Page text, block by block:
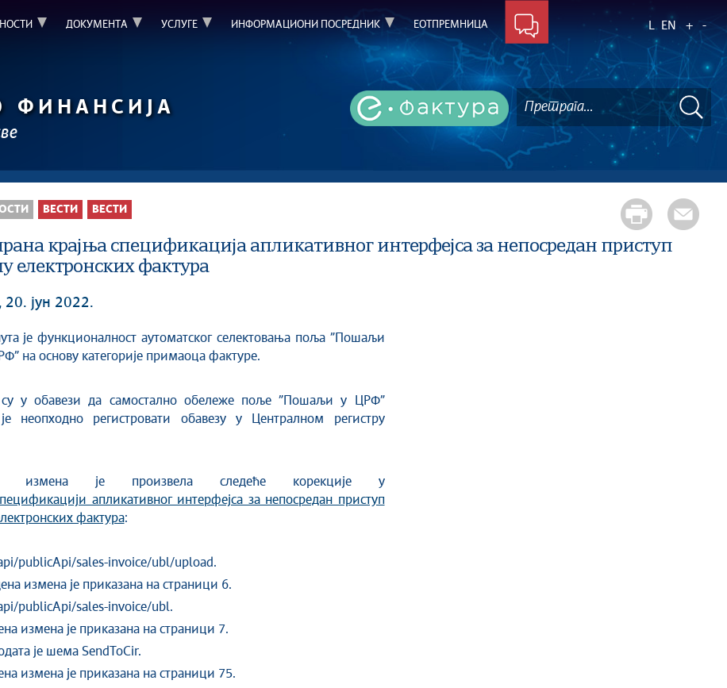
ДОКУМЕНТА УСЛУГЕ ИНФОРМАЦИОНИ ПОСРЕДНИК ЕОТПРЕМНИЦА L EN + -
ФИНАНСИЈА
ВЕСТИ ВЕСТИ
крајња спецификација апликативног интерфејса за непосредан приступ
електронских фактура
20. јун 2022.
на основу категорије примаоца фактуре.
су у обавези да самостално обележе поље ”Пошаљи у ЦРФ”
неопходно регистровати обавезу у Централном регистру
измена је произвела следеће корекције у
апликативног интерфејса за непосредан приступ
фактура:
publicApi/sales-invoice/ubl/upload.
измена је приказана на страници 6.
publicApi/sales-invoice/ubl.
измена је приказана на страници 7.
је шема SendToCir.
измена је приказана на страници 75.